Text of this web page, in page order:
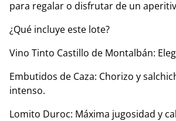
para regalar o disfrutar de un
¿Qué incluye este lote?
Vino Tinto Castillo de Montalbán:
Embutidos de Caza: Chorizo y
intenso.
Lomito Duroc: Máxima jugosidad y